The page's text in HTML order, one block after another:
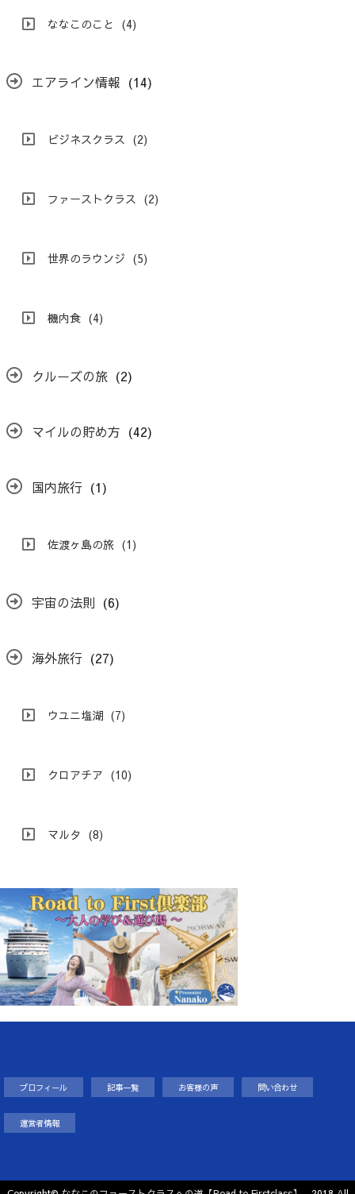
ななこのこと (4)
エアライン情報 (14)
ビジネスクラス (2)
ファーストクラス (2)
世界のラウンジ (5)
機内食 (4)
クルーズの旅 (2)
マイルの貯め方 (42)
国内旅行 (1)
佐渡ヶ島の旅 (1)
宇宙の法則 (6)
海外旅行 (27)
ウユニ塩湖 (7)
クロアチア (10)
マルタ (8)
プロフィール 記事一覧 お客様の声 問い合わせ
運営者情報